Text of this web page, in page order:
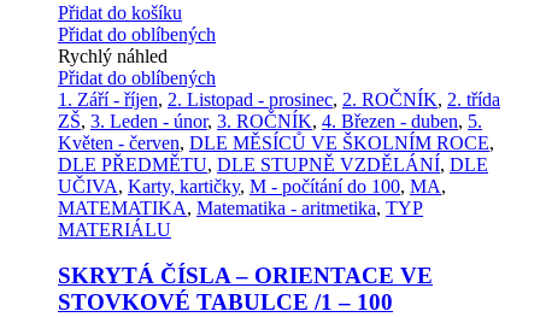
Přidat do košíku
Přidat do oblíbených
Rychlý náhled
Přidat do oblíbených
1. Září - říjen, 2. Listopad - prosinec, 2. ROČNÍK, 2. třída
ZŠ, 3. Leden - únor, 3. ROČNÍK, 4. Březen - duben, 5.
Květen - červen, DLE MĚSÍCŮ VE ŠKOLNÍM ROCE,
DLE PŘEDMĚTU, DLE STUPNĚ VZDĚLÁNÍ, DLE
UČIVA, Karty, kartičky, M - počítání do 100, MA,
MATEMATIKA, Matematika - aritmetika, TYP
MATERIÁLU
SKRYTÁ ČÍSLA – ORIENTACE VE
STOVKOVÉ TABULCE /1 – 100